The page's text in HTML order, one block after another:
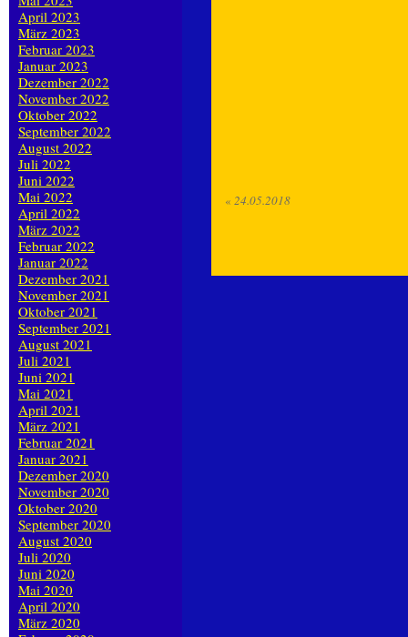
« 24.05.2018
April 2023
März 2023
Februar 2023
Januar 2023
Dezember 2022
November 2022
Oktober 2022
September 2022
August 2022
Juli 2022
Juni 2022
Mai 2022
April 2022
März 2022
Februar 2022
Januar 2022
Dezember 2021
November 2021
Oktober 2021
September 2021
August 2021
Juli 2021
Juni 2021
Mai 2021
April 2021
März 2021
Februar 2021
Januar 2021
Dezember 2020
November 2020
Oktober 2020
September 2020
August 2020
Juli 2020
Juni 2020
Mai 2020
April 2020
März 2020